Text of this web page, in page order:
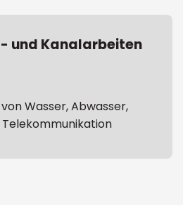
und Kanalarbeiten
Wasser, Abwasser,